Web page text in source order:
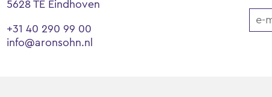
5628 TE Eindhoven
+31 40 290 99 00
info@aronsohn.nl